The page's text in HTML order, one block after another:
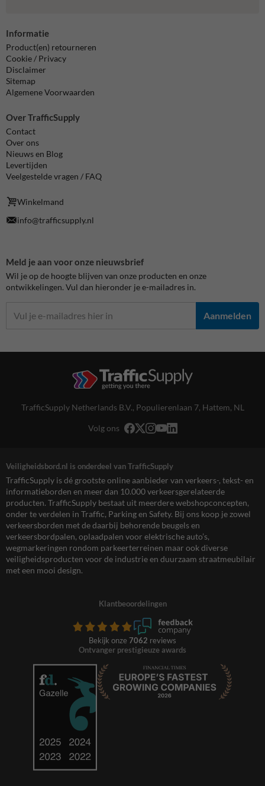
Informatie
Product(en) retourneren
Cookie / Privacy
Disclaimer
Sitemap
Algemene Voorwaarden
Over TrafficSupply
Contact
Over ons
Nieuws en Blog
Levertijden
Veelgestelde vragen / FAQ
Winkelmand
info@trafficsupply.nl
Meld je aan voor onze nieuwsbrief
Wil je op de hoogte blijven van onze producten en onze
ontwikkelingen. Vul dan hieronder je e-mailadres in.
Aanmelden
TrafficSupply Netherlands B.V., Populierenlaan 7, Hattem, NL
Volg ons
Veiligheidsbord.nl is onderdeel van TrafficSupply
TrafficSupply is dé grootste online aanbieder van verkeers-, tekst- en
informatieborden en meer dan 10.000 verkeersgerelateerde
producten. TrafficSupply bestaat uit meerdere webshopconcepten,
onder te verdelen in Traffic, Parking en Safety. Bij ons koop je zowel
verkeersborden met de daarbij behorende beugels en
verkeersbordpalen, oplaadpalen voor elektrische auto’s,
wegmarkeringen rondom parkeerterreinen maar ook diverse
veiligheidsproducten voor de industrie en duurzaam straatmeubilair
met een mooi design.
Klantbeoordelingen
Bekijk onze 7062 reviews
Ontvanger prestigieuze awards